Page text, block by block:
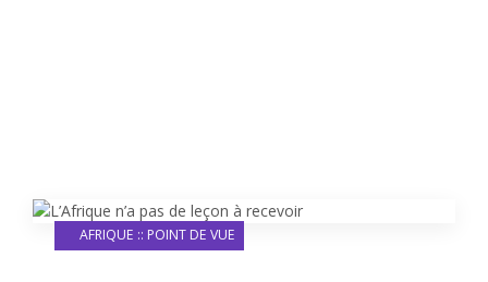
AFRIQUE :: POINT DE VUE